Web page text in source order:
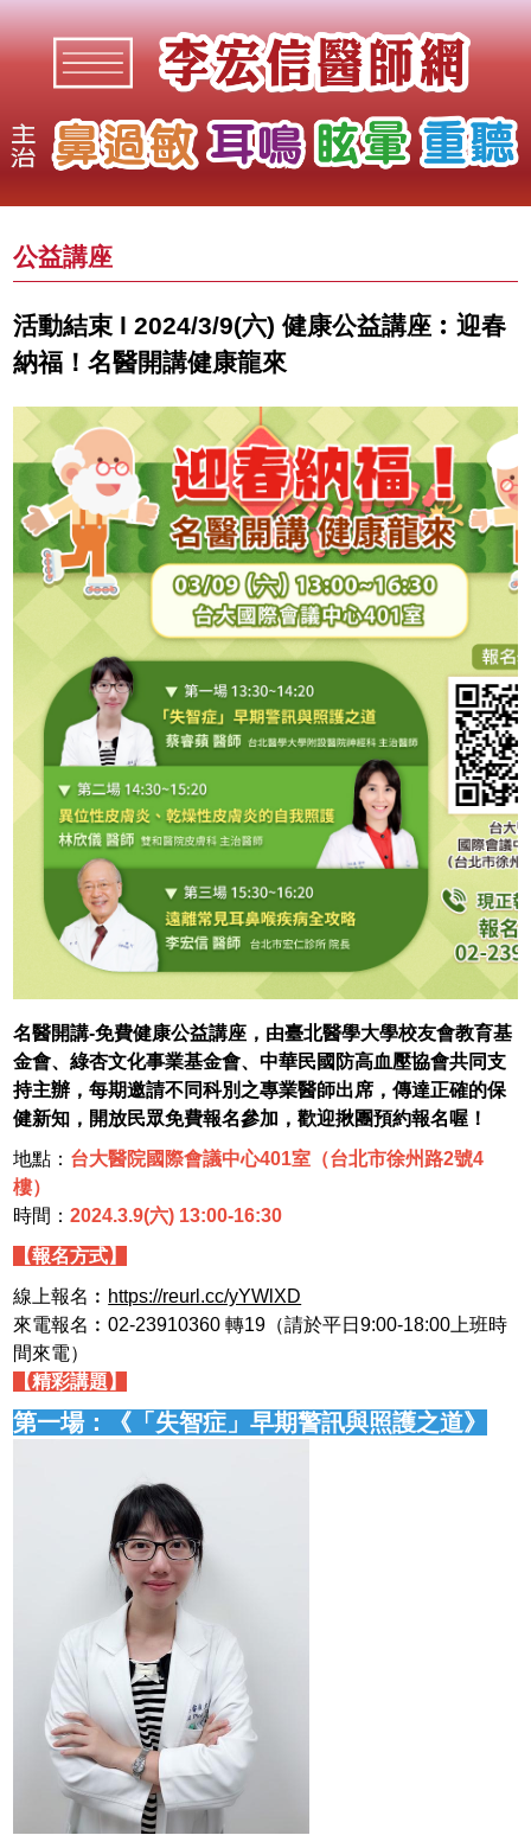
公益講座
活動結束 l 2024/3/9(六) 健康公益講座︰迎春
納福！名醫開講健康龍來
名醫開講-免費健康公益講座，由臺北醫學大學校友會教育基
金會、綠杏文化事業基金會、中華民國防高血壓協會共同支
持主辦，每期邀請不同科別之專業醫師出席，傳達正確的保
健新知，開放民眾免費報名參加，歡迎揪團預約報名喔！
地點： 台大醫院國際會議中心401室（台北市徐州路2號4
樓）
時間：2024.3.9(六) 13:00-16:30
【報名方式】
線上報名︰ https://reurl.cc/yYWlXD
來電報名︰02-23910360 轉19（請於平日9:00-18:00上班時
間來電）
【精彩講題】
第一場：《「失智症」早期警訊與照護之道》